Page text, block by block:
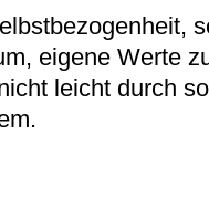
eigene Werte
leicht durch